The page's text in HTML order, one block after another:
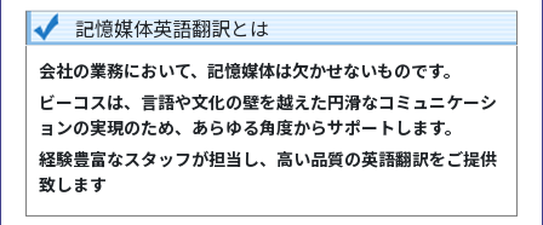
記憶媒体英語翻訳とは
会社の業務において、記憶媒体は欠かせないものです。
ビーコスは、言語や文化の壁を越えた円滑なコミュニケーシ
ョンの実現のため、あらゆる角度からサポートします。
経験豊富なスタッフが担当し、高い品質の英語翻訳をご提供
致します